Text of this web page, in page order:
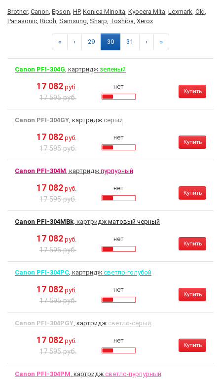
Brother, Canon, Epson, HP, Konica Minolta, Kyocera Mita, Lexmark, Oki,
Panasonic, Ricoh, Samsung, Sharp, Toshiba, Xerox
« ‹ 29 30 31 › »
Canon PFI-304G, картридж зеленый
17 082 руб.
17 595 руб.
нет
Купить
Canon PFI-304GY, картридж серый
17 082 руб.
17 595 руб.
нет
Купить
Canon PFI-304M, картридж пурпурный
17 082 руб.
17 595 руб.
нет
Купить
Canon PFI-304MBk, картридж матовый черный
17 082 руб.
17 595 руб.
нет
Купить
Canon PFI-304PC, картридж светло-голубой
17 082 руб.
17 595 руб.
нет
Купить
Canon PFI-304PGY, картридж светло-серый
17 082 руб.
17 595 руб.
нет
Купить
Canon PFI-304PM, картридж светло-пурпурный